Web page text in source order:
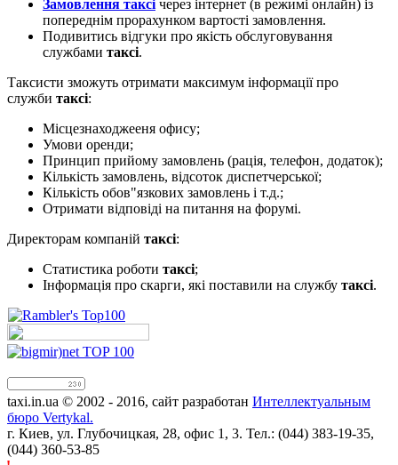
Замовлення таксічерез інтернет (в режимі онлайн) із
попереднім прорахунком вартості замовлення.
Подивитись відгуки про якість обслуговування
службами таксі.
Таксисти зможуть отримати максимум інформації про
служби таксі:
Місцезнаходжееня офису;
Умови оренди;
Принцип прийому замовлень (рація, телефон, додаток);
Кількість замовлень, відсоток диспетчерської;
Кількість обов"язкових замовлень і т.д.;
Отримати відповіді на питання на форумі.
Директорам компаній таксі:
Статистика роботи таксі;
Інформація про скарги, які поставили на службу таксі.
taxi.in.ua © 2002 - 2016, сайт разработан Интеллектуальным
бюро Vertykal.
г. Киев, ул. Глубочицкая, 28, офис 1, 3. Тел.: (044) 383-19-35,
(044) 360-53-85